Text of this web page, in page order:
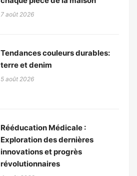
7 août 2026
Tendances couleurs durables:
terre et denim
5 août 2026
Rééducation Médicale :
Exploration des dernières
innovations et progrès
révolutionnaires